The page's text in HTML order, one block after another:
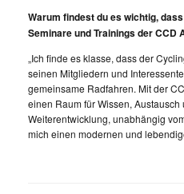
Warum findest du es wichtig,
Seminare und Trainings der CCD
„Ich finde es klasse, dass der
seinen Mitgliedern und
gemeinsame Radfahren. Mit der
einen Raum für Wissen,
Weiterentwicklung, unabhängig
mich einen modernen und